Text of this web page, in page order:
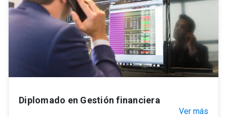
Diplomado en Gestión financiera
Ver más